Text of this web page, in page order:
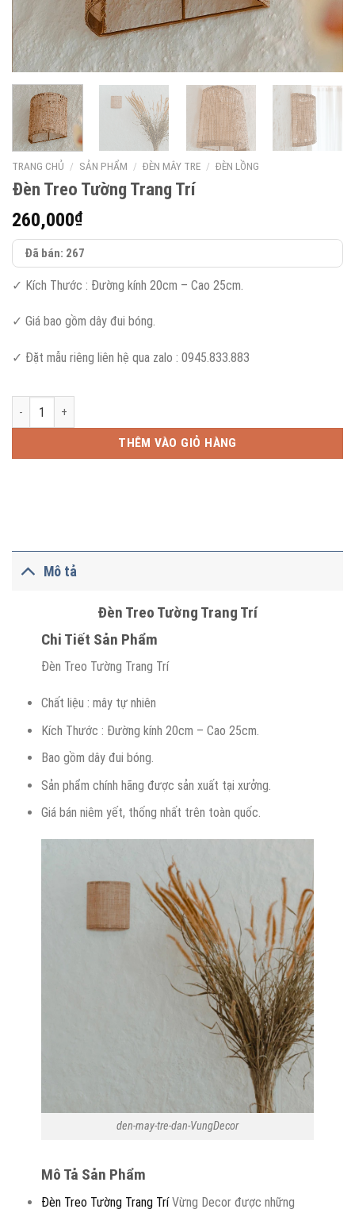
TRANG CHỦ / SẢN PHẨM / ĐÈN MÂY TRE / ĐÈN LỒNG
Đèn Treo Tường Trang Trí
260,000₫
Đã bán: 267
✓ Kích Thước : Đường kính 20cm – Cao 25cm.
✓ Giá bao gồm dây đui bóng.
✓ Đặt mẫu riêng liên hệ qua zalo : 0945.833.883
Đèn Treo Tường Trang Trí số lượng
THÊM VÀO GIỎ HÀNG
Mô tả
Đèn Treo Tường Trang Trí
Chi Tiết Sản Phẩm
Đèn Treo Tường Trang Trí
Chất liệu : mây tự nhiên
Kích Thước : Đường kính 20cm – Cao 25cm.
Bao gồm dây đui bóng.
Sản phẩm chính hãng được sản xuất tại xưởng.
Giá bán niêm yết, thống nhất trên toàn quốc.
den-may-tre-dan-VungDecor
Mô Tả Sản Phẩm
Đèn Treo Tường Trang TríVừng Decor được những